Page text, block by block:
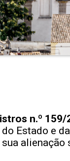
n.º
Estado e